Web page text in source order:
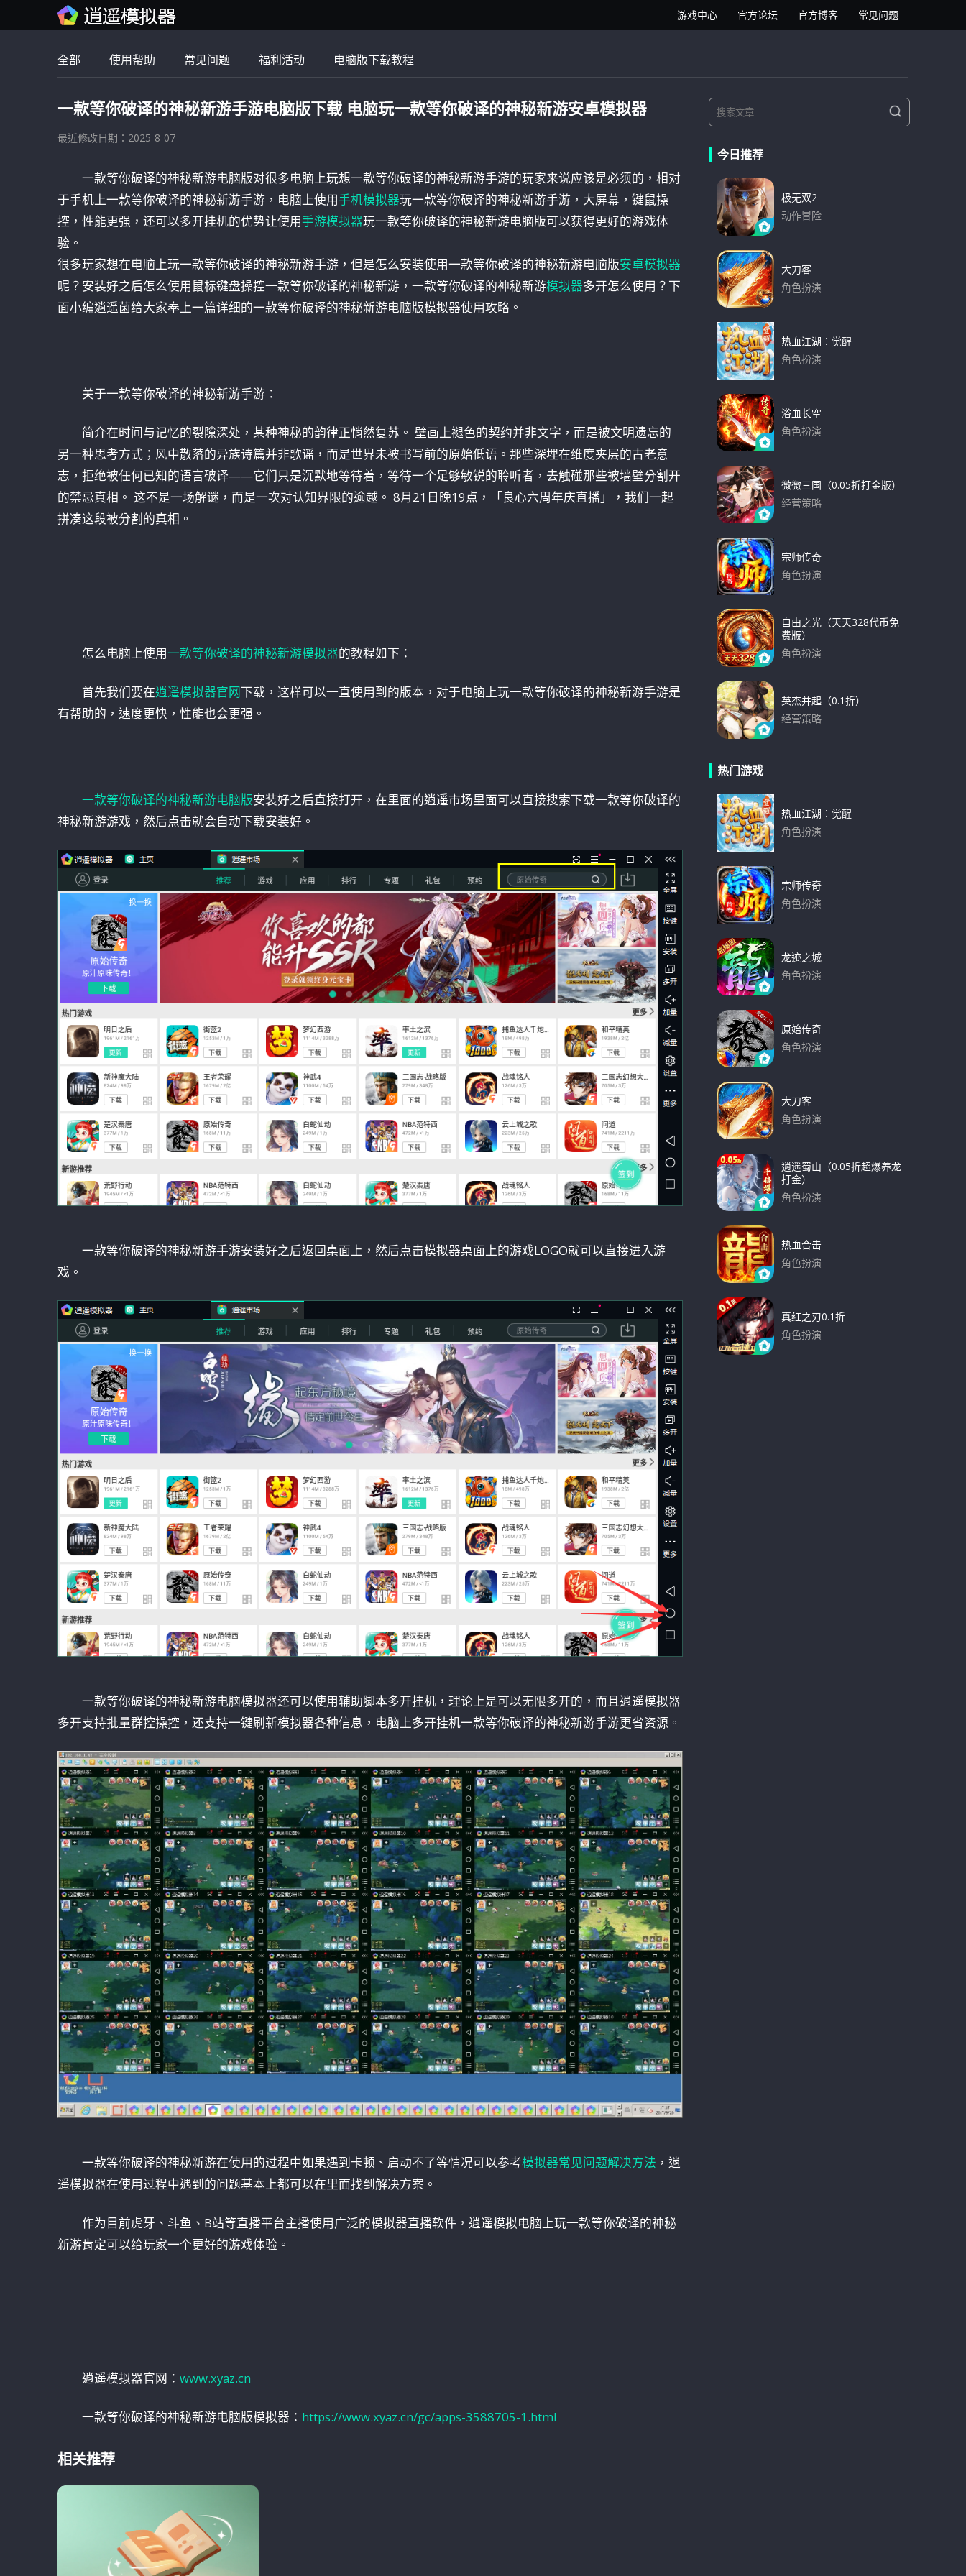
逍遥安卓模拟器 常见问题
官方博客
官方论坛
游戏中心
全部 使用帮助 常见问题 福利活动 电脑版下载教程
一款等你破译的神秘新游手游电脑版下载 电脑玩一款等你破译的神秘新游安卓模拟器
最近修改日期：2025-8-07
一款等你破译的神秘新游电脑版对很多电脑上玩想一款等你破译的神秘新游手游的玩家来说应该是必须的，相对
于手机上一款等你破译的神秘新游手游，电脑上使用手机模拟器玩一款等你破译的神秘新游手游，大屏幕，键鼠操
控，性能更强，还可以多开挂机的优势让使用手游模拟器玩一款等你破译的神秘新游电脑版可以获得更好的游戏体
验。
很多玩家想在电脑上玩一款等你破译的神秘新游手游，但是怎么安装使用一款等你破译的神秘新游电脑版安卓模拟器
呢？安装好之后怎么使用鼠标键盘操控一款等你破译的神秘新游，一款等你破译的神秘新游模拟器多开怎么使用？下
面小编逍遥菌给大家奉上一篇详细的一款等你破译的神秘新游电脑版模拟器使用攻略。
关于一款等你破译的神秘新游手游：
简介在时间与记忆的裂隙深处，某种神秘的韵律正悄然复苏。 壁画上褪色的契约并非文字，而是被文明遗忘的
另一种思考方式；风中散落的异族诗篇并非歌谣，而是世界未被书写前的原始低语。那些深埋在维度夹层的古老意
志，拒绝被任何已知的语言破译——它们只是沉默地等待着，等待一个足够敏锐的聆听者，去触碰那些被墙壁分割开
的禁忌真相。 这不是一场解谜，而是一次对认知界限的逾越。 8月21日晚19点，「良心六周年庆直播」，我们一起
拼凑这段被分割的真相。
怎么电脑上使用一款等你破译的神秘新游模拟器的教程如下：
首先我们要在逍遥模拟器官网下载，这样可以一直使用到的版本，对于电脑上玩一款等你破译的神秘新游手游是
有帮助的，速度更快，性能也会更强。
一款等你破译的神秘新游电脑版安装好之后直接打开，在里面的逍遥市场里面可以直接搜索下载一款等你破译的
神秘新游游戏，然后点击就会自动下载安装好。
一款等你破译的神秘新游手游安装好之后返回桌面上，然后点击模拟器桌面上的游戏LOGO就可以直接进入游
戏。
一款等你破译的神秘新游电脑模拟器还可以使用辅助脚本多开挂机，理论上是可以无限多开的，而且逍遥模拟器
多开支持批量群控操控，还支持一键刷新模拟器各种信息，电脑上多开挂机一款等你破译的神秘新游手游更省资源。
一款等你破译的神秘新游在使用的过程中如果遇到卡顿、启动不了等情况可以参考模拟器常见问题解决方法 ，逍
遥模拟器在使用过程中遇到的问题基本上都可以在里面找到解决方案。
作为目前虎牙、斗鱼、B站等直播平台主播使用广泛的模拟器直播软件，逍遥模拟电脑上玩一款等你破译的神秘
新游肯定可以给玩家一个更好的游戏体验。
逍遥模拟器官网： www.xyaz.cn
一款等你破译的神秘新游电脑版模拟器： https://www.xyaz.cn/gc/apps-3588705-1.html
相关推荐
e
S
e
今日推荐
极无双2
动作冒险
大刀客
角色扮演
热血江湖：觉醒
角色扮演
浴血长空
角色扮演
微微三国（0.05折打金版）
经营策略
宗师传奇
角色扮演
自由之光（天天328代币免
费版）
角色扮演
英杰并起（0.1折）
经营策略
热门游戏
热血江湖：觉醒
角色扮演
宗师传奇
角色扮演
龙迹之城
角色扮演
原始传奇
角色扮演
大刀客
角色扮演
逍遥蜀山（0.05折超爆养龙
打金）
角色扮演
热血合击
角色扮演
真红之刃0.1折
角色扮演